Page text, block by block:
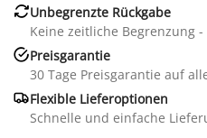
Unbegrenzte Rückgabe
Keine zeitliche Begrenzung -
Preisgarantie
30 Tage Preisgarantie auf
Flexible Lieferoptionen
Schnelle und einfache